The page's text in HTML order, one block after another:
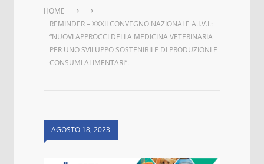
HOME
REMINDER – XXXII CONVEGNO NAZIONALE A.I.V.I.:
“NUOVI APPROCCI DELLA MEDICINA VETERINARIA
PER UNO SVILUPPO SOSTENIBILE DI PRODUZIONI E
CONSUMI ALIMENTARI”.
AGOSTO 18, 2023